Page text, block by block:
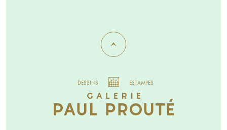
DESSINS ESTAMPES